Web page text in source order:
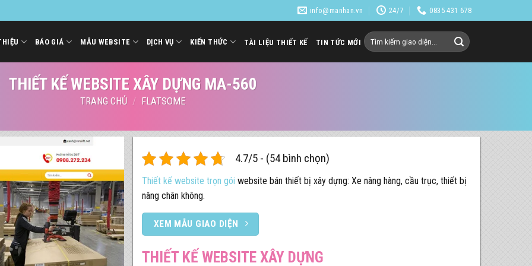
info@manhan.vn 24/7 0835 431 678
BÁO GIÁ MẪU WEBSITE DỊCH VỤ KIẾN THỨC TÀI LIỆU THIẾT KẾ TIN TỨC MỚI Tìm
THIẾT KẾ WEBSITE XÂY DỰNG MA-560
TRANG CHỦ / FLATSOME
4.7/5 - (54 bình chọn)
Thiết kế website trọn gói website bán thiết bị xây dựng: Xe nâng hàng, cầu trục, thiết bị
nâng chân không.
XEM MẪU GIAO DIỆN
THIẾT KẾ WEBSITE XÂY DỰNG